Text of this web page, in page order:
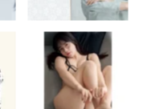
ギー、ナノ3、ヒュー
の第3期BiSの動向か